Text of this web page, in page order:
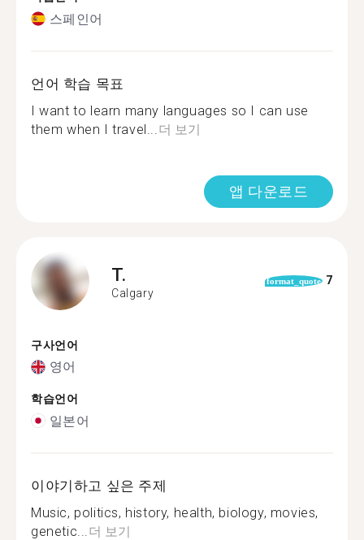
스페인어
언어 학습 목표
I want to learn many languages so I can use
them when I travel... 더 보기
앱 다운로드
T.
Calgary
format_quote 7
구사언어
영어
학습언어
일본어
이야기하고 싶은 주제
Music, politics, history, health, biology, movies,
genetic... 더 보기